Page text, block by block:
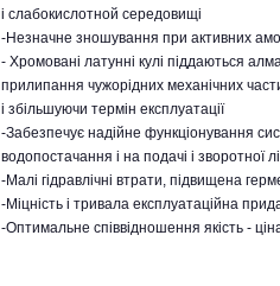
і слабокислотной середовищі
-Незначне зношування при активних
- Хромовані латунні кулі піддаються
прилипання чужорідних механічних
і збільшуючи термін експлуатації
-Забезпечує надійне функціонування
водопостачання і на подачі і зворотної
-Малі гідравлічні втрати, підвищена
-Міцність і тривала експлуатаційна
-Оптимальне співвідношення якість -